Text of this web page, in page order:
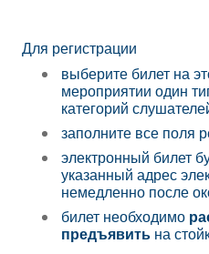
Для регистрации
выберите билет на
мероприятии один
категорий
заполните все поля
электронный билет
указанный адрес
немедленно после
билет необходимо
предъявить на